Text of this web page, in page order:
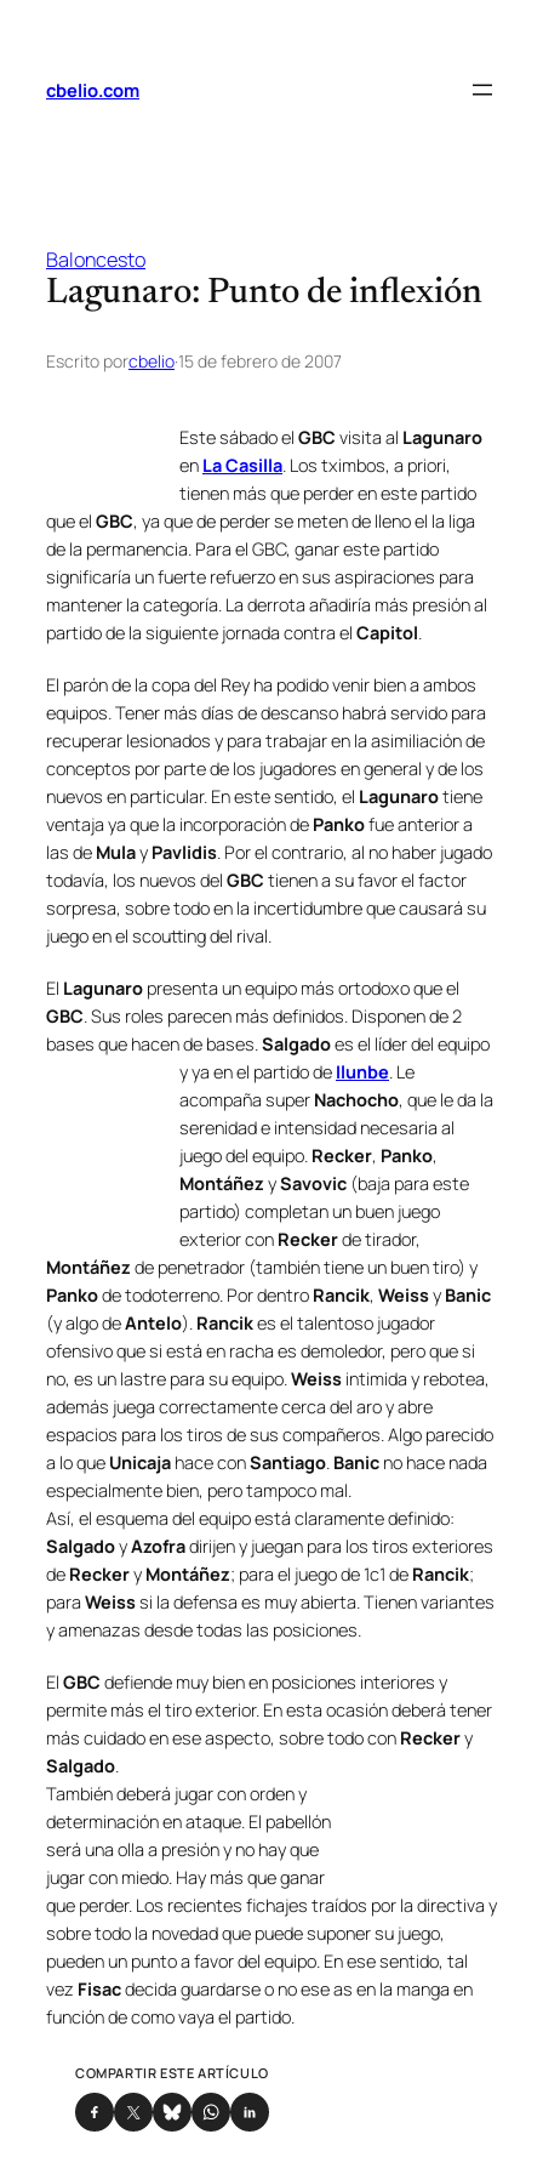
contenido
cbelio.com
Baloncesto
Lagunaro: Punto de inflexión
Escrito porcbelio·15 de febrero de 2007
Este sábado el GBC visita al Lagunaro
en La Casilla. Los tximbos, a priori,
tienen más que perder en este partido
que el GBC, ya que de perder se meten de lleno el la liga
de la permanencia. Para el GBC, ganar este partido
significaría un fuerte refuerzo en sus aspiraciones para
mantener la categoría. La derrota añadiría más presión al
partido de la siguiente jornada contra el Capitol.
El parón de la copa del Rey ha podido venir bien a ambos
equipos. Tener más días de descanso habrá servido para
recuperar lesionados y para trabajar en la asimiliación de
conceptos por parte de los jugadores en general y de los
nuevos en particular. En este sentido, el Lagunarotiene
ventaja ya que la incorporación de Pankofue anterior a
las de Mulay Pavlidis. Por el contrario, al no haber jugado
todavía, los nuevos del GBC tienen a su favor el factor
sorpresa, sobre todo en la incertidumbre que causará su
juego en el scoutting del rival.
El Lagunaro presenta un equipo más ortodoxo que el
GBC. Sus roles parecen más definidos. Disponen de 2
bases que hacen de bases.Salgadoes el líder del equipo
y ya en el partido de Ilunbe. Le
acompaña super Nachocho, que le da la
serenidad e intensidad necesaria al
juego del equipo. Recker, Panko,
Montáñez ySavovic (baja para este
partido) completan un buen juego
exterior con Reckerde tirador,
Montáñez de penetrador (también tiene un buen tiro) y
Pankode todoterreno. Por dentro Rancik, Weissy Banic
(y algo deAntelo). Rancikes el talentoso jugador
ofensivo que si está en racha es demoledor, pero que si
no, es un lastre para su equipo.Weiss intimida y rebotea,
además juega correctamente cerca del aro y abre
espacios para los tiros de sus compañeros. Algo parecido
a lo que Unicaja hace conSantiago. Banic no hace nada
especialmente bien, pero tampoco mal.
Así, el esquema del equipo está claramente definido:
SalgadoyAzofradirijen y juegan para los tiros exteriores
de Reckery Montáñez; para el juego de 1c1 de Rancik;
para Weisssi la defensa es muy abierta. Tienen variantes
y amenazas desde todas las posiciones.
El GBC defiende muy bien en posiciones interiores y
permite más el tiro exterior. En esta ocasión deberá tener
más cuidado en ese aspecto, sobre todo con Reckery
Salgado.
También deberá jugar con orden y
determinación en ataque. El pabellón
será una olla a presión y no hay que
jugar con miedo. Hay más que ganar
que perder. Los recientes fichajes traídos por la directiva y
sobre todo la novedad que puede suponer su juego,
pueden un punto a favor del equipo. En ese sentido, tal
vez Fisacdecida guardarse o no ese as en la manga en
función de como vaya el partido.
COMPARTIR ESTE ARTÍCULO